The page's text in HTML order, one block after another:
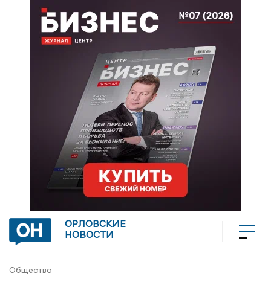
ОРЛОВСКИЕ
НОВОСТИ
Общество